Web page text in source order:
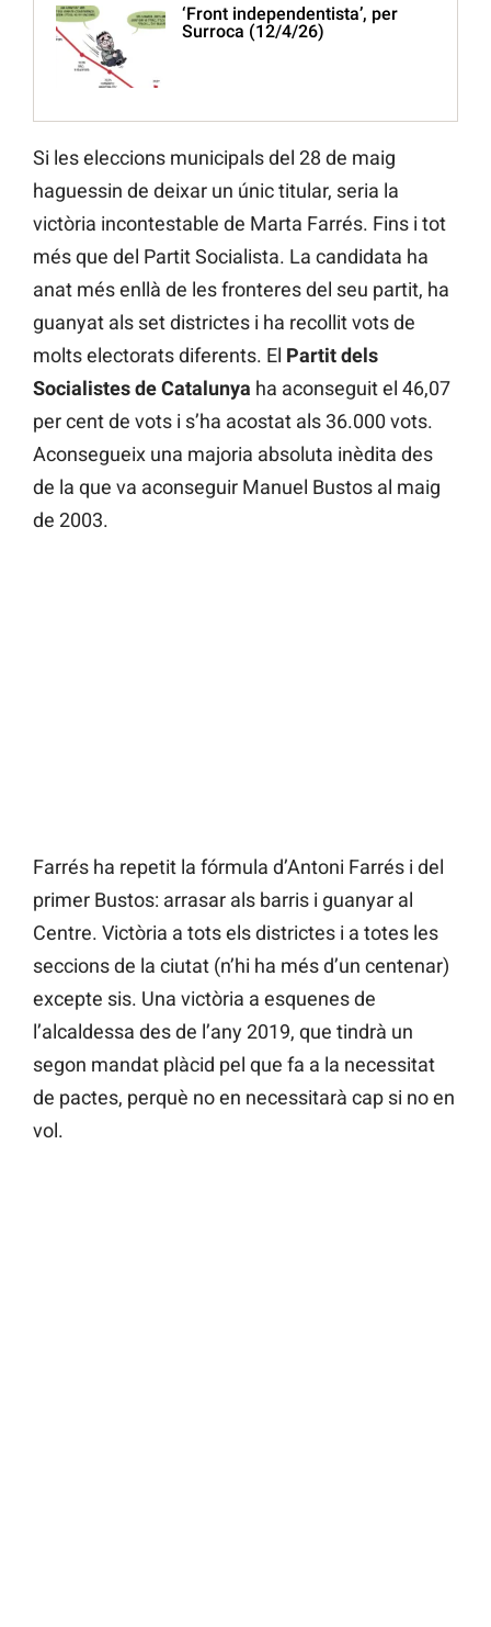
‘Front independentista’, per
Surroca (12/4/26)
Si les eleccions municipals del 28 de maig
haguessin de deixar un únic titular, seria la
victòria incontestable de Marta Farrés. Fins i tot
més que del Partit Socialista. La candidata ha
anat més enllà de les fronteres del seu partit, ha
guanyat als set districtes i ha recollit vots de
molts electorats diferents. El Partit dels
Socialistes de Catalunya ha aconseguit el 46,07
per cent de vots i s’ha acostat als 36.000 vots.
Aconsegueix una majoria absoluta inèdita des
de la que va aconseguir Manuel Bustos al maig
de 2003.
Farrés ha repetit la fórmula d’Antoni Farrés i del
primer Bustos: arrasar als barris i guanyar al
Centre. Victòria a tots els districtes i a totes les
seccions de la ciutat (n’hi ha més d’un centenar)
excepte sis. Una victòria a esquenes de
l’alcaldessa des de l’any 2019, que tindrà un
segon mandat plàcid pel que fa a la necessitat
de pactes, perquè no en necessitarà cap si no en
vol.